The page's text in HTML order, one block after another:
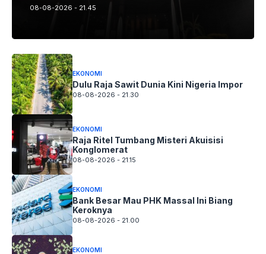
08-08-2026 - 21.45
EKONOMI
Dulu Raja Sawit Dunia Kini Nigeria Impor
08-08-2026 - 21.30
EKONOMI
Raja Ritel Tumbang Misteri Akuisisi
Konglomerat
08-08-2026 - 21.15
EKONOMI
Bank Besar Mau PHK Massal Ini Biang
Keroknya
08-08-2026 - 21.00
EKONOMI